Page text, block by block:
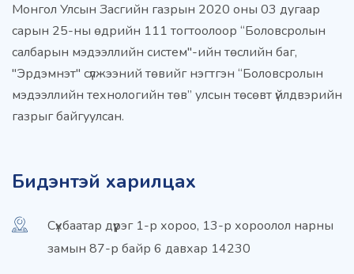
Монгол Улсын Засгийн газрын 2020 оны 03 дугаар
сарын 25-ны өдрийн 111 тогтоолоор “Боловсролын
салбарын мэдээллийн систем"-ийн төслийн баг,
"Эрдэмнэт" сүлжээний төвийг нэгтгэн “Боловсролын
мэдээллийн технологийн төв” улсын төсөвт үйлдвэрийн
газрыг байгуулсан.
Бидэнтэй харилцах
Сүхбаатар дүүрэг 1-р хороо, 13-р хороолол нарны
замын 87-р байр 6 давхар 14230